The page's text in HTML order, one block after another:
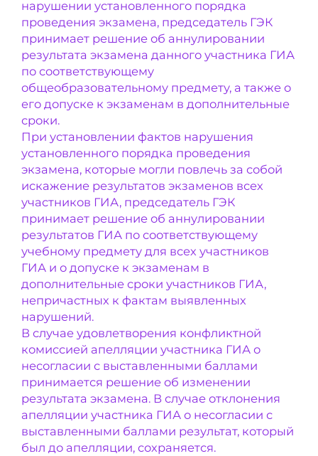
нарушении установленного порядка
проведения экзамена, председатель ГЭК
принимает решение об аннулировании
результата экзамена данного участника ГИА
по соответствующему
общеобразовательному предмету, а также о
его допуске к экзаменам в дополнительные
сроки.
При установлении фактов нарушения
установленного порядка проведения
экзамена, которые могли повлечь за собой
искажение результатов экзаменов всех
участников ГИА, председатель ГЭК
принимает решение об аннулировании
результатов ГИА по соответствующему
учебному предмету для всех участников
ГИА и о допуске к экзаменам в
дополнительные сроки участников ГИА,
непричастных к фактам выявленных
нарушений.
В случае удовлетворения конфликтной
комиссией апелляции участника ГИА о
несогласии с выставленными баллами
принимается решение об изменении
результата экзамена. В случае отклонения
апелляции участника ГИА о несогласии с
выставленными баллами результат, который
был до апелляции, сохраняется.